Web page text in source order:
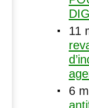
11
6